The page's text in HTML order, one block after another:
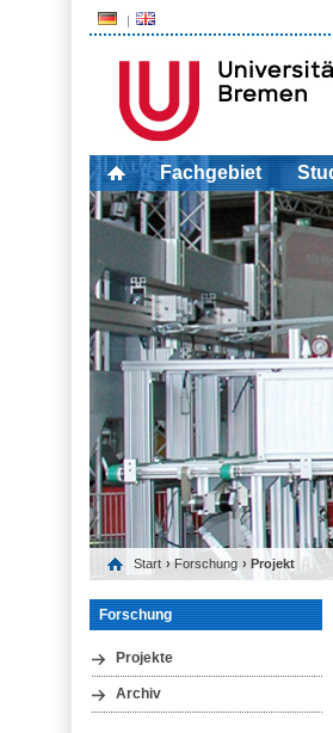
Fachgebiet
Start › Forschung › Projekt
Forschung
Projekte
Archiv